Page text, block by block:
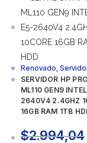
Renovado,
SERVIDOR HP
ML110 GEN9
2640V4 2.4GHZ
16GB RAM 1TB
$2.994,04